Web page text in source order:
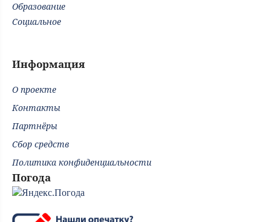
Образование
Социальное
Информация
О проекте
Контакты
Партнёры
Сбор средств
Политика конфиденциальности
Погода